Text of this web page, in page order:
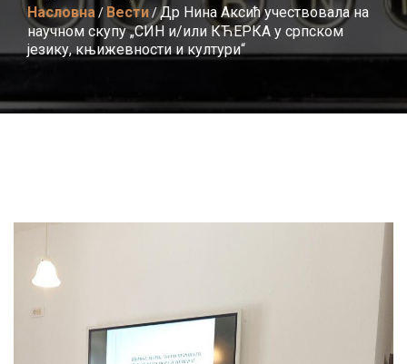
Насловна/ Вести/Др Нина Аксић учествовала на
научном скупу „СИН и/или КЋЕРКА у српском
језику, књижевности и култури“